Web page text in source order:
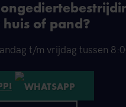
of pand?
t/m vrijdag tussen